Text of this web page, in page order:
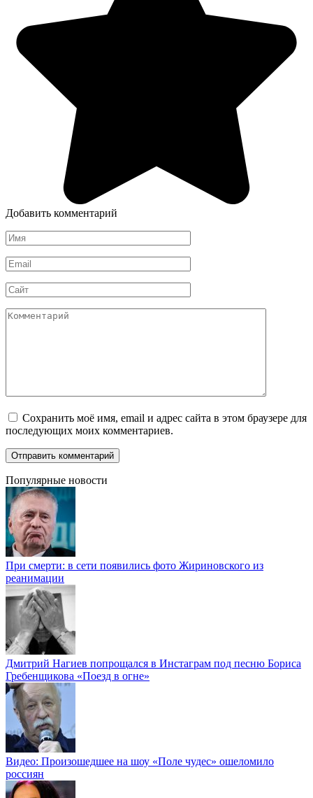
Добавить комментарий
Имя
*
Email
*
Сайт
Комментарий
Сохранить моё имя, email и адрес сайта в этом браузере для
последующих моих комментариев.
Популярные новости
При смерти: в сети появились фото Жириновского из
реанимации
Дмитрий Нагиев попрощался в Инстаграм под песню Бориса
Гребенщикова «Поезд в огне»
Видео: Произошедшее на шоу «Поле чудес» ошеломило
россиян